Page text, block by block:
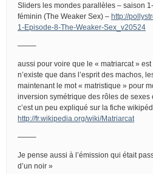
Sliders les mondes parallèles – saison
féminin (The Weaker Sex) – http://
1-Episode-8-The-Weaker-Sex_v20524
——–
aussi pour voire que le « matriarcat »
n’existe que dans l’esprit des machos,
maintenant le mot « matristique » pour
inversion symétrique des rôles de sexes
c’est un peu expliqué sur la fiche
http://fr.wikipedia.org/wiki/Matriarcat
——–
Je pense aussi à l’émission qui était
d’un noir »